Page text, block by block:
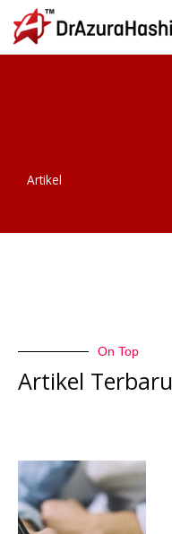
content
Artikel
On Top
Artikel Terbaru